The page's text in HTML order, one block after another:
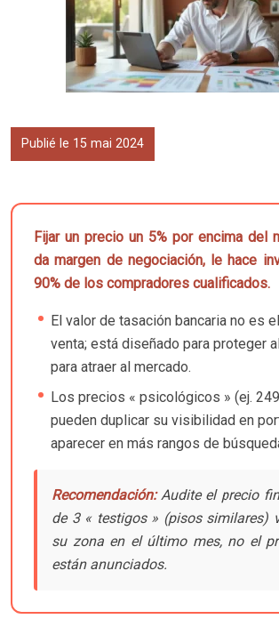
Publié le 15 mai 2024
Fijar un precio un 5% por encima del
da margen de negociación, le hace
90% de los compradores cualificados.
El valor de tasación bancaria no es
venta; está diseñado para proteger
para atraer al mercado.
Los precios « psicológicos » (ej.
pueden duplicar su visibilidad en
aparecer en más rangos de
Recomendación:Audite el precio
de 3 « testigos » (pisos similares)
su zona en el último mes, no el
están anunciados.